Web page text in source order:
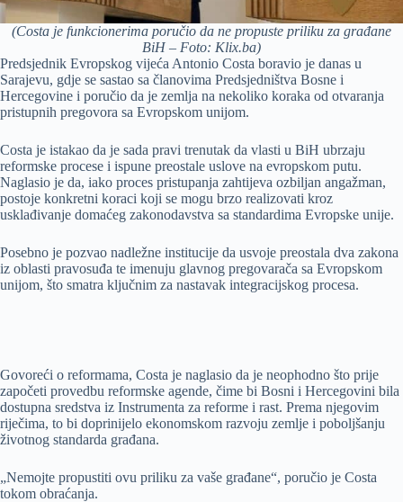
(Costa je funkcionerima poručio da ne propuste priliku za građane
BiH – Foto: Klix.ba)
Predsjednik Evropskog vijeća Antonio Costa boravio je danas u
Sarajevu, gdje se sastao sa članovima Predsjedništva Bosne i
Hercegovine i poručio da je zemlja na nekoliko koraka od otvaranja
pristupnih pregovora sa Evropskom unijom.
Costa je istakao da je sada pravi trenutak da vlasti u BiH ubrzaju
reformske procese i ispune preostale uslove na evropskom putu.
Naglasio je da, iako proces pristupanja zahtijeva ozbiljan angažman,
postoje konkretni koraci koji se mogu brzo realizovati kroz
usklađivanje domaćeg zakonodavstva sa standardima Evropske unije.
Posebno je pozvao nadležne institucije da usvoje preostala dva zakona
iz oblasti pravosuđa te imenuju glavnog pregovarača sa Evropskom
unijom, što smatra ključnim za nastavak integracijskog procesa.
Govoreći o reformama, Costa je naglasio da je neophodno što prije
započeti provedbu reformske agende, čime bi Bosni i Hercegovini bila
dostupna sredstva iz Instrumenta za reforme i rast. Prema njegovim
riječima, to bi doprinijelo ekonomskom razvoju zemlje i poboljšanju
životnog standarda građana.
„Nemojte propustiti ovu priliku za vaše građane“, poručio je Costa
tokom obraćanja.